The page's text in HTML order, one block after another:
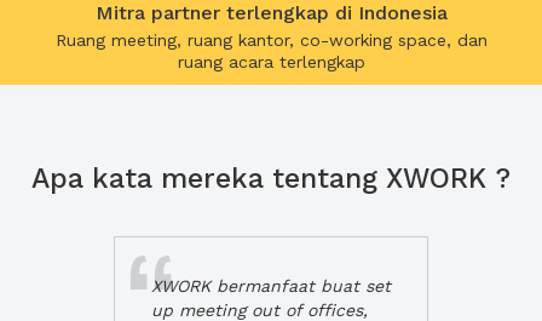
Mitra partner terlengkap di Indonesia
Ruang meeting, ruang kantor, co-working space, dan
ruang acara terlengkap
Apa kata mereka tentang XWORK ?
XWORK bermanfaat buat set
up meeting out of offices,